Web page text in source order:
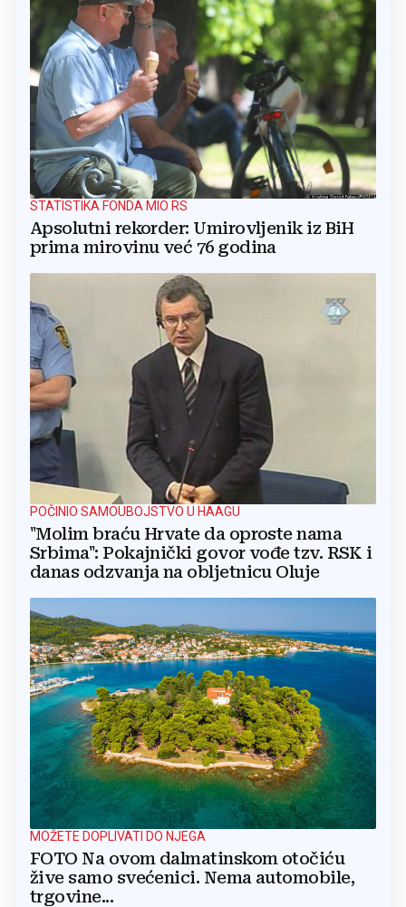
STATISTIKA FONDA MIO RS
Apsolutni rekorder: Umirovljenik iz BiH
prima mirovinu već 76 godina
POČINIO SAMOUBOJSTVO U HAAGU
"Molim braću Hrvate da oproste nama
Srbima": Pokajnički govor vođe tzv. RSK i
danas odzvanja na obljetnicu Oluje
MOŽETE DOPLIVATI DO NJEGA
FOTO Na ovom dalmatinskom otočiću
žive samo svećenici. Nema automobile,
trgovine...